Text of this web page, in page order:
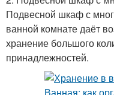
Подвесной шкаф с
ванной комнате даёт
хранение большого
принадлежностей.